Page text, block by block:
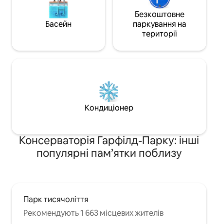
Басейн
Безкоштовне
паркування на
території
Кондиціонер
Консерваторія Гарфілд-Парку: інші
популярні пам’ятки поблизу
Парк тисячоліття
Рекомендують 1 663 місцевих жителів